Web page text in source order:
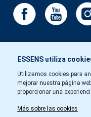
ESSENS utiliza
Utilizamos cookies para
mejorar nuestra página
proporcionar una
Más sobre las cookies